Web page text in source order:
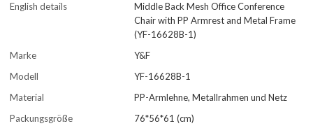
English details
Middle Back Mesh Office Conference
Chair with PP Armrest and Metal Frame
(YF-16628B-1)
Marke
Y&F
Modell
YF-16628B-1
Material
PP-Armlehne, Metallrahmen und Netz
Packungsgröße
76*56*61 (cm)